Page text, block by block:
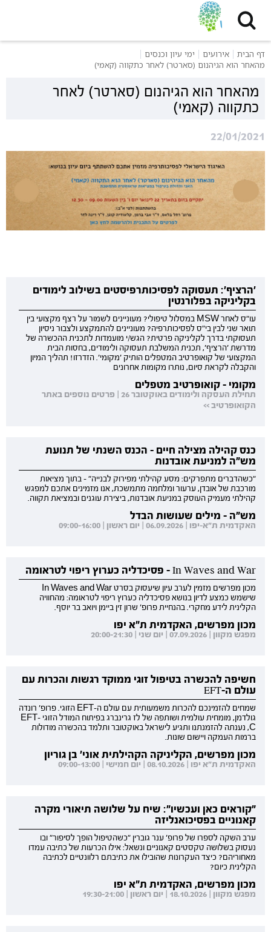
דף הבית אירועים
ימי עיון וכנסים
מהאחר הוא הגיהנום (סארטר) לאחר כתקווה (קאמי)
מהאחר הוא הגיהנום (סארטר) לאחר
כתקווה (קאמי)
22/01/2021
'הרציף': תעסוקה לפסיכותרפיסטים בשילוב לימודים
בקליניקה בפלורנטין
עו"ס לאחר MSW במסלול טיפולי? מעוניינים לשמור על רצף מקצועי בין
תואר שני לבין בי"ס לפסיכותרפיה? מעוניינים להתמקצע ולצבור ניסיון
תעסוקתי בדרך לקליניקה פרטית? הגש/י מועמדות לתכנית ההכשרה של
מדרשת 'הרציף', תכנית המשלבת תעסוקה ולימודים, בחסות הבית
המקצועי של קואופרטיב המטפלים הותיק 'מקומי'. הזדרזו! תהליך המיון
והקבלה לקראת סיום, נותרו מקומות אחרונים
מקומי - קואופרטיב מטפלים
תחילת העסקה ולימודים באוקטובר 26 | פרטים נוספים באתר
הקואופרטיב >>
כנס קהילה מצילה חיים - הכנס השנתי של תנועת
מש"ה למניעת אובדנות
"כשהדברים מתפרקים: מסע קהילתי מפירוק לבנייה" - בתוך מציאות
מורכבת של אובדן, ערעור ומלחמה מתמשכת, אנו מזמינים אתכם למפגש
קהילתי מעמיק העוסק במניעת אובדנות, ביצירת עוגנים ובמציאת תקווה.
מש"ה - מילים שעושות הבדל
האקדמית ת"א-יפו | 06.09.2026 | יום ראשון | 09:00-16:00
In Waves and War - פסיכדליה כערוץ ריפוי לטראומה
מכון מפרשים מזמין לערב עיון שיעסוק בסרט In Waves and War
שישמש כמצע לדיון בנושא פסיכדליה כערוץ ריפוי לטראומה: מהחוויה
הקלינית לידע מחקרי. בהנחיית פרופ' שרון זין ביימן ויואב בר יוסף.
מכון מפרשים, האקדמית ת"א יפו
מפגש מקוון | 07.09.2026 | יום שני | 20:00-21:30
חשיפה להכשרה בטיפול זוגי ממוקד רגשות והכרות עם
עולם ה-EFT
שמחים להזמינכם להכרות משמעותית עם עולם ה-EFT הזוגי. פרופ' רונדה
גולדמן, מומחית עולמית ושותפה של לז גרינברג בפיתוח המודל הזוגי EFT-
C, נענתה להזמנתנו ותגיע לישראל באוקטובר ותלמד בהכשרה מודולות
ברמות העמקה ויישום שונות.
מכון מפרשים, הקליניקה הקהילתית אוני' בן גוריון
האקדמית ת"א יפו | 08.10.2026 | יום חמישי | 09:00-13:00
"קוראים כאן ועכשיו": שיח על שלושה תיאורי מקרה
קאנוניים בפסיכואנליזה
ערב השקה לספרו של פרופ' ענר גוברין "כשהטיפול הופך לסיפור" ובו
נעסוק בשלושה טקסטים קאנוניים ונשאל: אילו הכרעות של כתיבה עמדו
מאחוריהם? כיצד העקרונות שהובילו את כתיבתם רלוונטיים לכתיבה
הקלינית כיום?
מכון מפרשים, האקדמית ת"א יפו
מפגש מקוון | 18.10.2026 | יום ראשון | 19:30-21:00